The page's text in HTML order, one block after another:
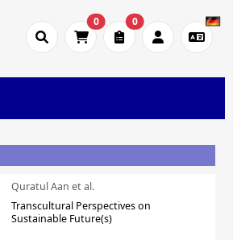
0 0
Quratul Aan et al.
Transcultural Perspectives on
Sustainable Future(s)